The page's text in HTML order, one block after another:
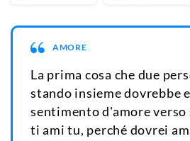
AMORE
La prima cosa che due
stando insieme dovrebbe
sentimento d'amore verso
ti ami tu, perché dovrei